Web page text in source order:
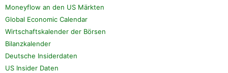
Moneyflow an den US Märkten
Global Economic Calendar
Wirtschaftskalender der Börsen
Bilanzkalender
Deutsche Insiderdaten
US Insider Daten